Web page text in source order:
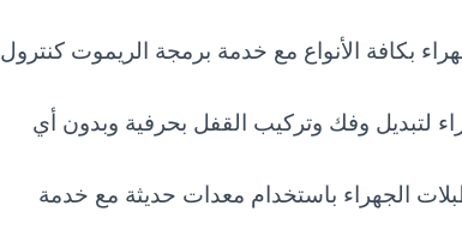
بكافة الأنواع مع خدمة برمجة الريموت كنترول
لتبديل وفك وتركيب القفل بحرفية وبدون أي
الجهراء باستخدام معدات حديثة مع خدمة